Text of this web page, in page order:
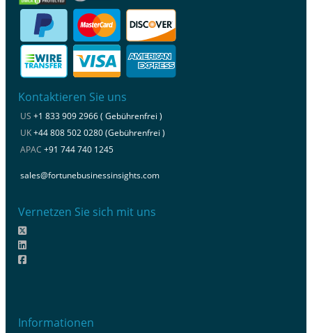
Kontaktieren Sie uns
US +1 833 909 2966 ( Gebührenfrei )
UK+44 808 502 0280 (Gebührenfrei )
APAC +91 744 740 1245
sales@fortunebusinessinsights.com
Vernetzen Sie sich mit uns
Informationen